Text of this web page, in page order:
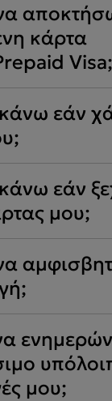
κάρτα
Visa;
κάνω εάν
κάνω εάν
μου;
μου;